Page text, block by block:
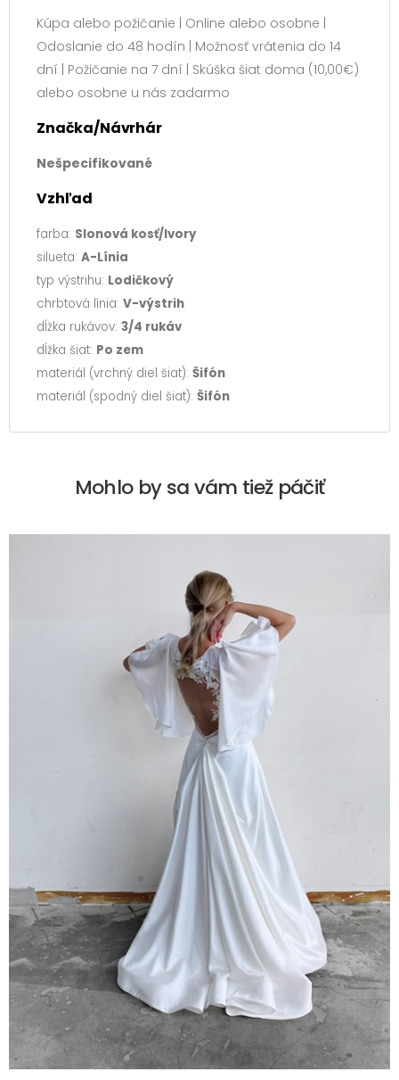
Kúpa alebo požičanie | Online alebo osobne |
Odoslanie do 48 hodín | Možnosť vrátenia do 14
dní | Požičanie na 7 dní | Skúška šiat doma (10,00€)
alebo osobne u nás zadarmo
Značka/Návrhár
Nešpecifikované
Vzhľad
farba: Slonová kosť/Ivory
silueta: A-Línia
typ výstrihu: Lodičkový
chrbtová línia: V-výstrih
dĺžka rukávov: 3/4 rukáv
dĺžka šiat: Po zem
materiál (vrchný diel šiat): Šifón
materiál (spodný diel šiat): Šifón
Mohlo by sa vám tiež páčiť